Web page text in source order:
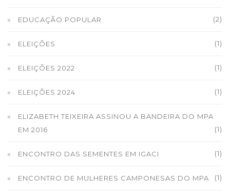
EDUCAÇÃO POPULAR (2)
ELEIÇÕES (1)
ELEIÇÕES 2022 (1)
ELEIÇÕES 2024 (1)
ELIZABETH TEIXEIRA ASSINOU A BANDEIRA DO MPA
EM 2016
(1)
ENCONTRO DAS SEMENTES EM IGACI (1)
ENCONTRO DE MULHERES CAMPONESAS DO MPA (1)